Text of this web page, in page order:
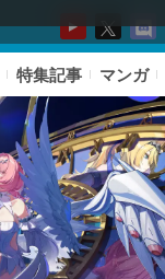
特集記事 マンガ